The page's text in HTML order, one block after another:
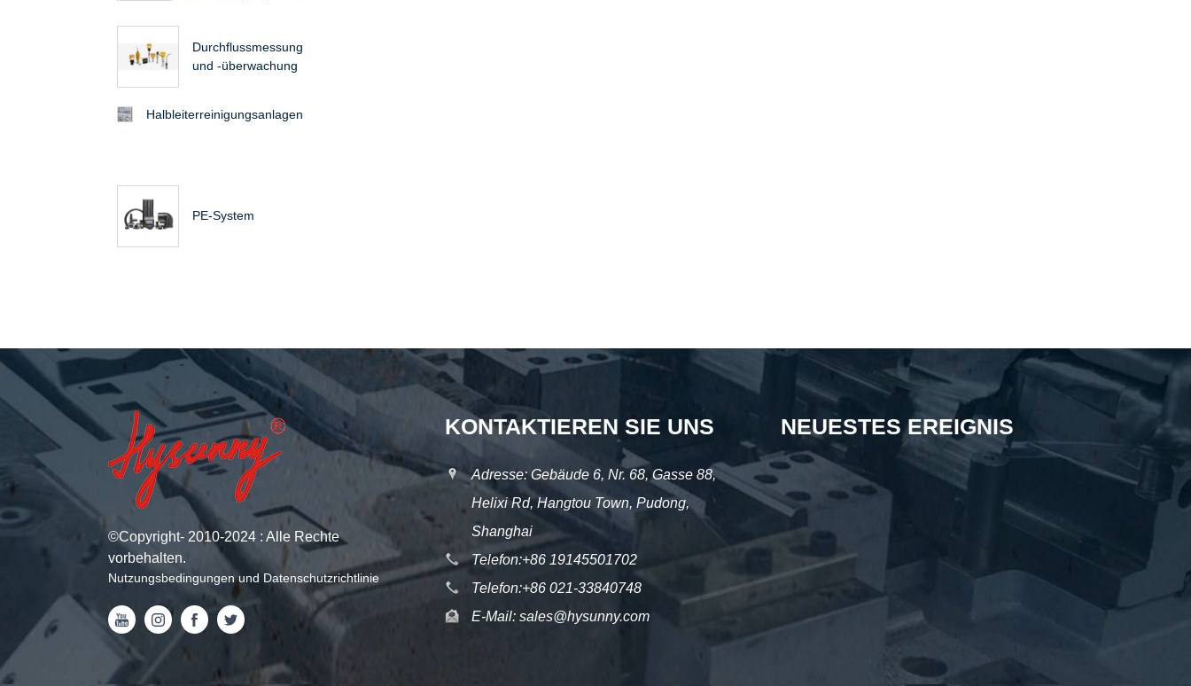
Durchflussmessung
und -überwachung
Halbleiterreinigungsanlagen
PE-System
©Copyright- 2010-2024 : Alle Rechte
vorbehalten.
Nutzungsbedingungen und Datenschutzrichtlinie
KONTAKTIEREN SIE UNS
Adresse: Gebäude 6, Nr. 68, Gasse 88,
Helixi Rd, Hangtou Town, Pudong,
Shanghai
Telefon:+86 19145501702
Telefon:+86 021-33840748
E-Mail:sales@hysunny.com
NEUESTES EREIGNIS